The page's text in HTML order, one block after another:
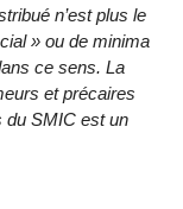
n’est plus le
» ou de minima
ce sens. La
et précaires
du SMIC est un